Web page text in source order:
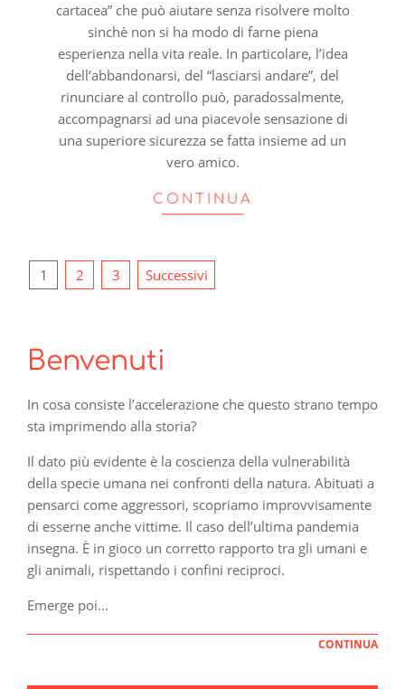
cartacea” che può aiutare senza risolvere molto
sinchè non si ha modo di farne piena
esperienza nella vita reale. In particolare, l’idea
dell’abbandonarsi, del “lasciarsi andare”, del
rinunciare al controllo può, paradossalmente,
accompagnarsi ad una piacevole sensazione di
una superiore sicurezza se fatta insieme ad un
vero amico.
CONTINUA
Paginazione
1 2 3 Successivi
Benvenuti
In cosa consiste l’accelerazione che questo strano tempo
sta imprimendo alla storia?
Il dato più evidente è la coscienza della vulnerabilità
della specie umana nei confronti della natura. Abituati a
pensarci come aggressori, scopriamo improvvisamente
di esserne anche vittime. Il caso dell’ultima pandemia
insegna. È in gioco un corretto rapporto tra gli umani e
gli animali, rispettando i confini reciproci.
Emerge poi…
CONTINUA